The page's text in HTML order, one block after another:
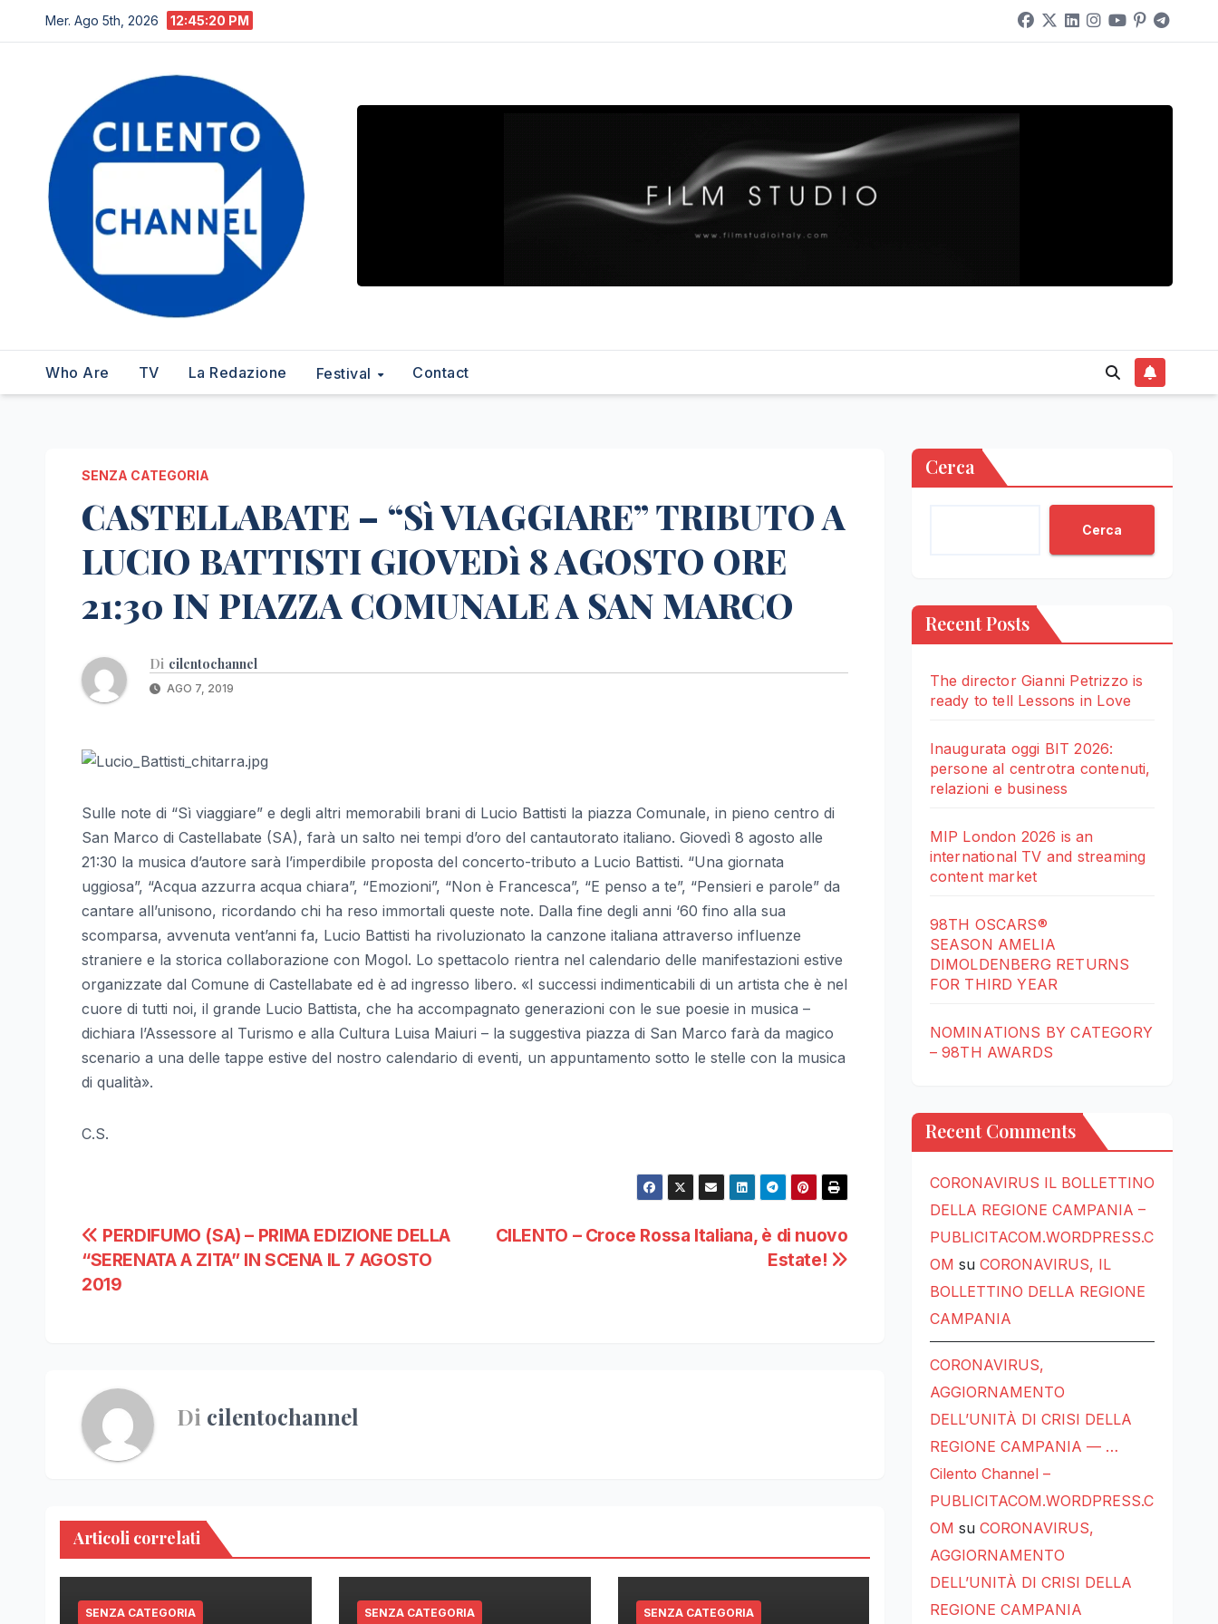
al
Mer. Ago 5th, 2026 12:45:21 PM
Who Are TV La Redazione Festival Contact
SENZA CATEGORIA
CASTELLABATE – “Sì VIAGGIARE” TRIBUTO A
LUCIO BATTISTI GIOVEDì 8 AGOSTO ORE
21:30 IN PIAZZA COMUNALE A SAN MARCO
Di cilentochannel
AGO 7, 2019
Sulle note di “Sì viaggiare” e degli altri memorabili brani di Lucio Battisti la piazza Comunale, in pieno centro di
San Marco di Castellabate (SA), farà un salto nei tempi d’oro del cantautorato italiano. Giovedì 8 agosto alle
21:30 la musica d’autore sarà l’imperdibile proposta del concerto-tributo a Lucio Battisti. “Una giornata
uggiosa”, “Acqua azzurra acqua chiara”, “Emozioni”, “Non è Francesca”, “E penso a te”, “Pensieri e parole” da
cantare all’unisono, ricordando chi ha reso immortali queste note. Dalla fine degli anni ‘60 fino alla sua
scomparsa, avvenuta vent’anni fa, Lucio Battisti ha rivoluzionato la canzone italiana attraverso influenze
straniere e la storica collaborazione con Mogol. Lo spettacolo rientra nel calendario delle manifestazioni estive
organizzate dal Comune di Castellabate ed è ad ingresso libero. «I successi indimenticabili di un artista che è nel
cuore di tutti noi, il grande Lucio Battista, che ha accompagnato generazioni con le sue poesie in musica –
dichiara l’Assessore al Turismo e alla Cultura Luisa Maiuri – la suggestiva piazza di San Marco farà da magico
scenario a una delle tappe estive del nostro calendario di eventi, un appuntamento sotto le stelle con la musica
di qualità».
C.S.
Navigazione
articoli
CILENTO – Croce Rossa Italiana, è di nuovo
Estate!
PERDIFUMO (SA) – PRIMA EDIZIONE DELLA
“SERENATA A ZITA” IN SCENA IL 7 AGOSTO
2019
Di cilentochannel
Articoli correlati
SENZA CATEGORIA SENZA CATEGORIA SENZA CATEGORIA
Cerca
Cerca
Recent Posts
The director Gianni Petrizzo is
ready to tell Lessons in Love
Inaugurata oggi BIT 2026:
persone al centrotra contenuti,
relazioni e business
MIP London 2026 is an
international TV and streaming
content market
98TH OSCARS®
SEASON AMELIA
DIMOLDENBERG RETURNS
FOR THIRD YEAR
NOMINATIONS BY CATEGORY
– 98TH AWARDS
Recent Comments
CORONAVIRUS IL BOLLETTINO
DELLA REGIONE CAMPANIA –
PUBLICITACOM.WORDPRESS.C
OM su CORONAVIRUS, IL
BOLLETTINO DELLA REGIONE
CAMPANIA
CORONAVIRUS,
AGGIORNAMENTO
DELL’UNITÀ DI CRISI DELLA
REGIONE CAMPANIA — …
Cilento Channel –
PUBLICITACOM.WORDPRESS.C
OM su CORONAVIRUS,
AGGIORNAMENTO
DELL’UNITÀ DI CRISI DELLA
REGIONE CAMPANIA